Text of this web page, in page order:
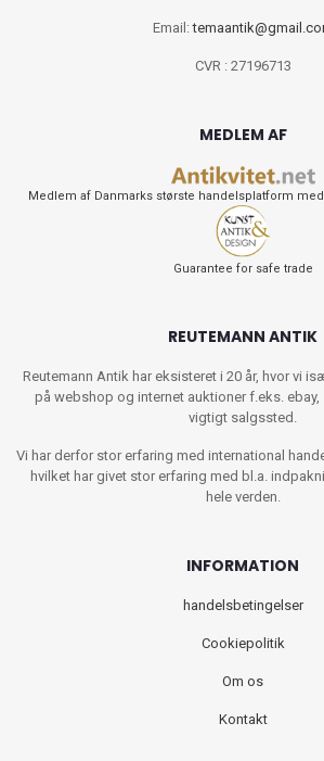
Email:
CVR : 27196713
MEDLEM AF
Medlem af Danmarks største handelsplatform
Guarantee for safe trade
REUTEMANN ANTIK
Reutemann Antik har eksisteret i 20 år, hvor vi
på webshop og internet auktioner f.eks.
vigtigt salgssted.
Vi har derfor stor erfaring med international
hvilket har givet stor erfaring med bl.a.
hele verden.
INFORMATION
handelsbetingelser
Cookiepolitik
Om os
Kontakt